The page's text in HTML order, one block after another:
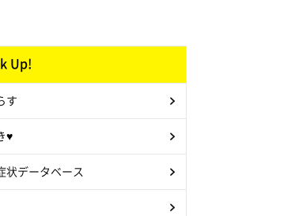
Up!
す
♥
状データベース